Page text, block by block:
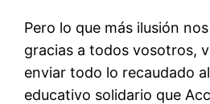
Pero lo que más ilusión
gracias a todos vosotros,
enviar todo lo recaudado
educativo solidario que